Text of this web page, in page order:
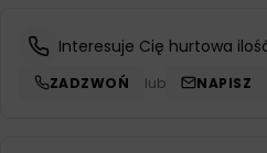
Interesuje Cię hurtowa
ZADZWOŃ lub NAPISZ